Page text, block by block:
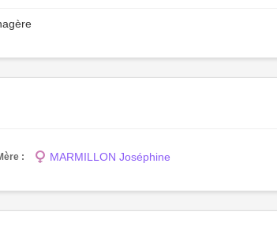
: MARMILLON Joséphine